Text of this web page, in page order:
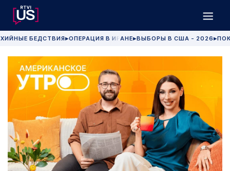
БЕДСТВИЯ▶ОПЕРАЦИЯ В ИРАНЕ▶ВЫБОРЫ В США - 2026 ▶